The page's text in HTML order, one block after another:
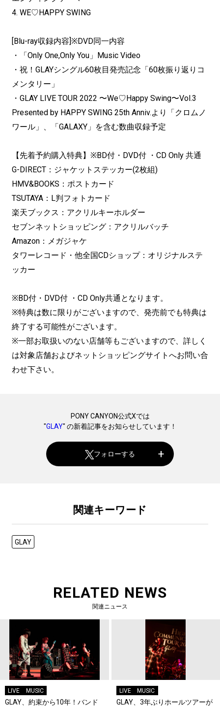
4. WE♡HAPPY SWING
[Blu-ray収録内容]※DVD同一内容
・「Only One,Only You」Music Video
・祝！GLAYシングル60枚目発売記念「 60枚振り返りコ
メンタリー」
・GLAY LIVE TOUR 2022 〜We♡Happy Swing〜Vol.3
Presented by HAPPY SWING 25th Anniv.より「クロムノ
ワール」、「GALAXY」を含む数曲収録予定
【先着予約購入特典】※BD付・DVD付 ・CD Only 共通
G-DIRECT：ジャケットステッカー(2枚組)
HMV&BOOKS：ポストカード
TSUTAYA：L判フォトカード
楽天ブックス：アクリルキーホルダー
セブンネットショッピング：アクリルバッチ
Amazon：メガジャケ
タワーレコード・他全国CDショップ：オリジナルステ
ッカー
※BD付・DVD付 ・CD Only共通となります。
※特典は数に限りがございますので、発売前でも特典は
終了する可能性がございます。
※一部お取扱いのない店舗等もございますので、詳しく
は対象店舗およびネットショッピングサイトへお問い合
わせ下さい。
PONY CANYON公式Xでは
"GLAY" の新着記事をお知らせしています！
フォローする
関連キーワード
GLAY
RELATED NEWS
関連ニュース
LIVE MUSIC
GLAY、約束から10年！バンド
LIVE MUSIC
GLAY、3年ぶりホールツアーが